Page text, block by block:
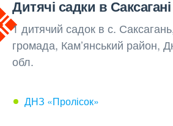
Дитячі садки в Саксагані
1 дитячий садок в с.
громада, Кам’янський район,
обл.
ДНЗ «Пролісок»